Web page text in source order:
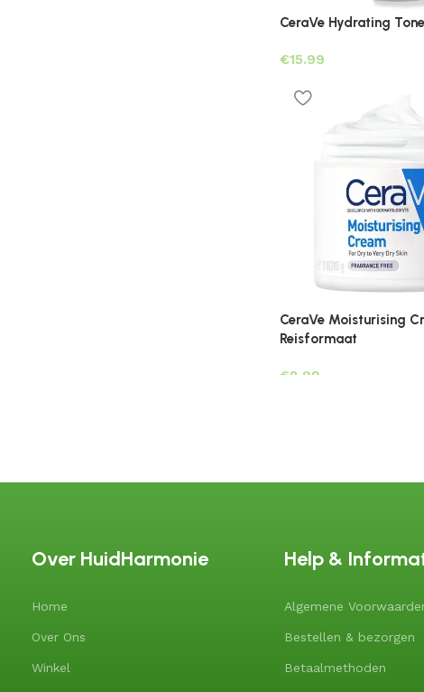
CeraVe Hydrating
€
CeraVe Moisturising
Reisformaat
€
Over HuidHarmonie
Home
Over Ons
Winkel
Help &
Algemene
Bestellen & bezorgen
Betaalmethoden